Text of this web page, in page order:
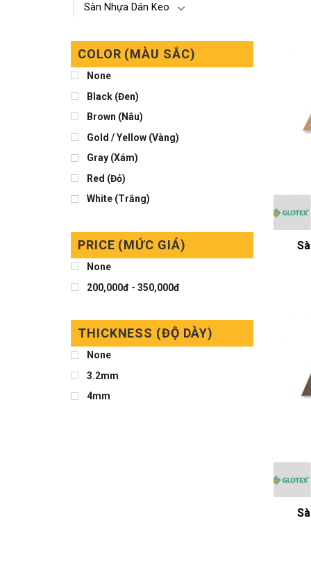
Sàn Nhựa Dán Keo
COLOR (MÀU SẮC)
None
Black (Đen)
Brown (Nâu)
Gold / Yellow (Vàng)
Gray (Xám)
Red (Đỏ)
White (Trắng)
PRICE (MỨC GIÁ)
None
200,000đ - 350,000đ
THICKNESS (ĐỘ DÀY)
None
3.2mm
4mm